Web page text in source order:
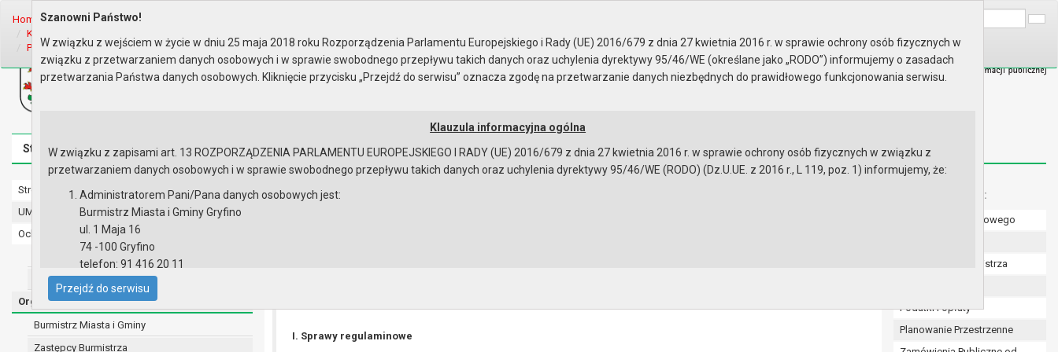
Home Organy Rada Miejska
Komisja Budżetu, Finansów, Rol..
Porządek obrad
Biuletyn Informacji Publicznej
Urząd Miasta i Gminy w Gryfinie
Strona główna Mapa serwisu Aktualności Redakcja Instrukcja korzystania Dostępność
Strona główna
UMiG - telefony wewnętrzne
Ochrona danych osobowych
Urząd Miasta i Gminy w Gryfinie
Straż Miejska
Organy
Burmistrz Miasta i Gminy
Zastępcy Burmistrza
Porządek obrad
I. Sprawy regulaminowe
Menu dodatkowe:
Numer konta bankowego
Zarządzenia Burmistrza
Podatki i opłaty
Planowanie Przestrzenne
Szanowni Państwo!
W związku z wejściem w życie w dniu 25 maja 2018 roku Rozporządzenia Parlamentu Europejskiego i Rady (UE) 2016/679 z dnia 27 kwietnia 2016 r. w sprawie ochrony osób fizycznych w
związku z przetwarzaniem danych osobowych i w sprawie swobodnego przepływu takich danych oraz uchylenia dyrektywy 95/46/WE (określane jako „RODO”) informujemy o zasadach
przetwarzania Państwa danych osobowych. Kliknięcie przycisku „Przejdź do serwisu” oznacza zgodę na przetwarzanie danych niezbędnych do prawidłowego funkcjonowania serwisu.
Klauzula informacyjna ogólna
W związku z zapisami art. 13 ROZPORZĄDZENIA PARLAMENTU EUROPEJSKIEGO I RADY (UE) 2016/679 z dnia 27 kwietnia 2016 r. w sprawie ochrony osób fizycznych w związku z
przetwarzaniem danych osobowych i w sprawie swobodnego przepływu takich danych oraz uchylenia dyrektywy 95/46/WE (RODO) (Dz.U.UE. z 2016 r., L 119, poz. 1) informujemy, że:
Administratorem Pani/Pana danych osobowych jest:
Burmistrz Miasta i Gminy Gryfino
ul. 1 Maja 16
74 -100 Gryfino
telefon: 91 416 20 11
e-mail:
burmistrz@gryfino.pl
Dane kontaktowe Inspektora Ochrony Danych:
telefon: 91 416 20 11
e-mail:iod@gryfino.pl
Przejdź do serwisu